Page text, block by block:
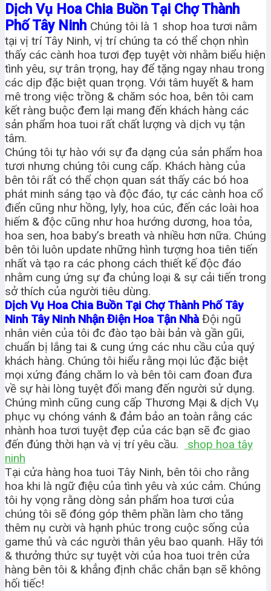
Dịch Vụ Hoa Chia Buồn Tại Chợ Thành
Phố Tây Ninh Chúng tôi là 1 shop hoa tươi nằm
tại vị trí Tây Ninh, vị trí chúng ta có thể chọn nhìn
thấy các cành hoa tươi đẹp tuyệt vời nhằm biểu hiện
tình yêu, sự trân trọng, hay để tặng ngay nhau trong
các dịp đặc biệt quan trọng. Với tâm huyết & ham
mê trong việc trồng & chăm sóc hoa, bên tôi cam
kết ràng buộc đem lại mang đến khách hàng các
sản phẩm hoa tuoi rất chất lượng và dịch vụ tận
tâm.
Chúng tôi tự hào với sự đa dạng của sản phẩm hoa
tươi nhưng chúng tôi cung cấp. Khách hàng của
bên tôi rất có thể chọn quan sát thấy các bó hoa
phát minh sáng tạo và độc đáo, tự các cành hoa cổ
điển cũng như hồng, lyly, hoa cúc, đến các loài hoa
hiếm & độc cũng như hoa hướng dương, hoa tỏa,
hoa sen, hoa baby’s breath và nhiều hơn nữa. Chúng
bên tôi luôn update những hình tượng hoa tiên tiến
nhất và tạo ra các phong cách thiết kế độc đáo
nhằm cung ứng sự đa chủng loại & sự cải tiến trong
sở thích của người tiêu dùng.
Dịch Vụ Hoa Chia Buồn Tại Chợ Thành Phố Tây
Ninh Tây Ninh Nhận Điện Hoa Tận NhàĐội ngũ
nhân viên của tôi đc đào tạo bài bản và gần gũi,
chuẩn bị lắng tai & cung ứng các nhu cầu của quý
khách hàng. Chúng tôi hiểu rằng mọi lúc đặc biệt
mọi xứng đáng chăm lo và bên tôi cam đoan đưa
về sự hài lòng tuyệt đối mang đến người sử dụng.
Chúng mình cũng cung cấp Thương Mại & dịch Vụ
phục vụ chóng vánh & đảm bảo an toàn rằng các
nhành hoa tươi tuyệt đẹp của các bạn sẽ đc giao
đến đúng thời hạn và vị trí yêu cầu.
shop hoa tây
ninh
Tại cửa hàng hoa tuoi Tây Ninh, bên tôi cho rằng
hoa khi là ngữ điệu của tình yêu và xúc cảm. Chúng
tôi hy vọng rằng dòng sản phẩm hoa tươi của
chúng tôi sẽ đóng góp thêm phần làm cho tăng
thêm nụ cười và hạnh phúc trong cuộc sống của
game thủ và các người thân yêu bao quanh. Hãy tới
& thưởng thức sự tuyệt vời của hoa tuoi trên cửa
hàng bên tôi & khẳng định chắc chắn bạn sẽ không
hối tiếc!